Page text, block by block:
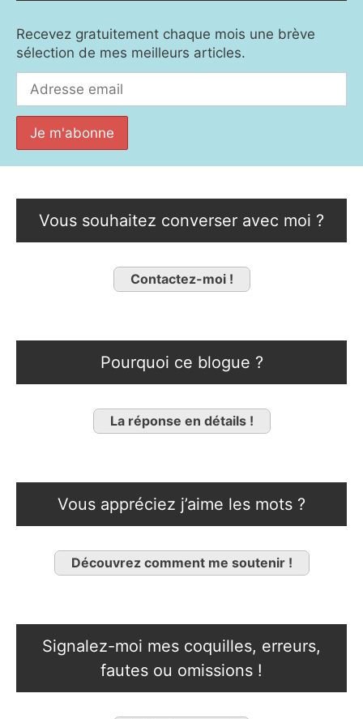
Recevez gratuitement chaque mois une brève
sélection de mes meilleurs articles.
Vous souhaitez converser avec moi ?
Contactez-moi !
Pourquoi ce blogue ?
La réponse en détails !
Vous appréciez j’aime les mots ?
Découvrez comment me soutenir !
Signalez-moi mes coquilles, erreurs,
fautes ou omissions !